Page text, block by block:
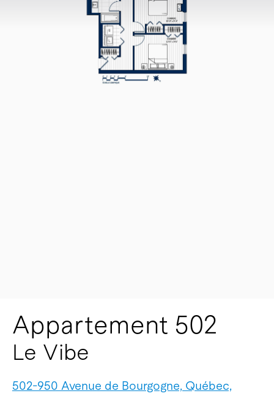
Appartement 502
Le Vibe
502-950 Avenue de Bourgogne, Québec,